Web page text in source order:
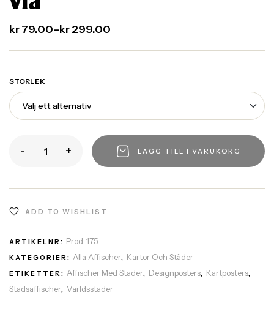
kr79.00–kr299.00
STORLEK
- + LÄGG TILL I VARUKORG
ADD TO WISHLIST
ARTIKELNR: Prod-175
KATEGORIER: Alla Affischer, Kartor Och Städer
ETIKETTER: Affischer Med Städer, Designposters, Kartposters,
Stadsaffischer, Världsstäder